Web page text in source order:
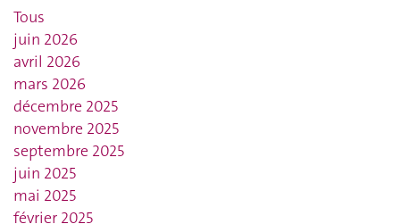
Tous
juin 2026
avril 2026
mars 2026
décembre 2025
novembre 2025
septembre 2025
juin 2025
mai 2025
février 2025